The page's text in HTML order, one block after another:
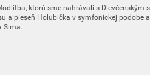
ktorú sme nahrávali s Dievčenským
a pieseň Holubička v symfonickej podobe
Sima.